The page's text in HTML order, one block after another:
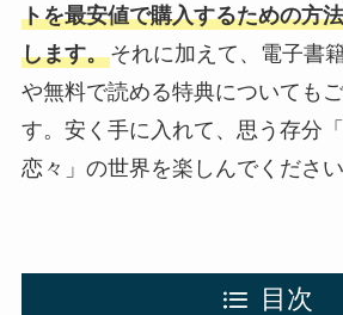
トを最安値で購入するための方
します。それに加えて、電子書
や無料で読める特典についても
す。安く手に入れて、思う存分
恋々」の世界を楽しんでください
目次